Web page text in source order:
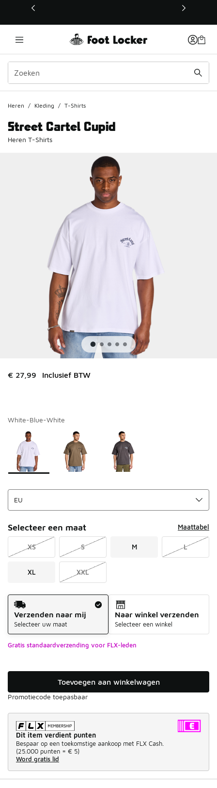
Deze link wordt geopend in een nieuw venster
Heren / Kleding / T-Shirts
Street Cartel Cupid
Heren T-Shirts
€ 27,99 Inclusief BTW
White-Blue-White
Pagina 1 van 1 met 1 tot 3 van 3 kleuren.
Kies een model
Selecteer een maat Maattabel
XS S M L
XL XXL
Verzendmethode
Verzenden naar mij
Selecteer uw maat
Naar winkel verzenden
Selecteer een winkel
Gratis standaardverzending voor FLX-leden
Toevoegen aan winkelwagen
Promotiecode toepasbaar
Dit item verdient punten
Bespaar op een toekomstige aankoop met FLX Cash.
(25.000 punten = € 5)
Word gratis lid